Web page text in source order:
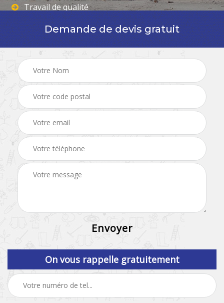
Travail de qualité
Demande de devis gratuit
On vous rappelle gratuitement